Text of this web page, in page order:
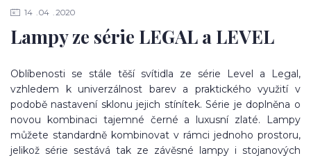
14 04 2020
Lampy ze série LEGAL a LEVEL
Oblíbenosti se stále těší svítidla ze série Level a Legal,
vzhledem k univerzálnost barev a praktického využití v
podobě nastavení sklonu jejich stínítek. Série je doplněna o
novou kombinaci tajemné černé a luxusní zlaté. Lampy
můžete standardně kombinovat v rámci jednoho prostoru,
jelikož série sestává tak ze závěsné lampy i stojanových